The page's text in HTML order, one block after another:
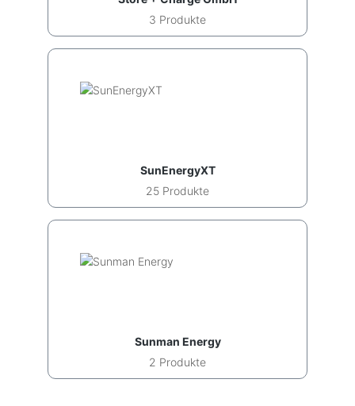
3 Produkte
SunEnergyXT
25 Produkte
Sunman Energy
2 Produkte